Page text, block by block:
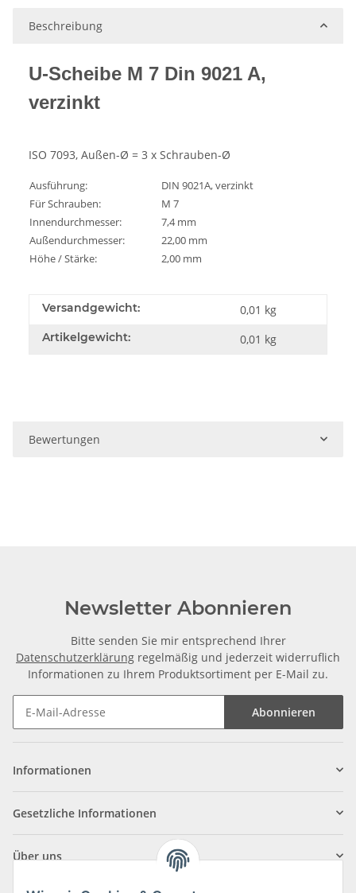
Beschreibung
U-Scheibe M 7 Din 9021 A,
verzinkt
ISO 7093, Außen-Ø = 3 x Schrauben-Ø
Ausführung:
DIN 9021A, verzinkt
Für Schrauben:
M 7
Innendurchmesser:
7,4 mm
Außendurchmesser:
22,00 mm
Höhe / Stärke:
2,00 mm
Versandgewicht: 0,01 kg
Artikelgewicht: 0,01 kg
Bewertungen
Newsletter Abonnieren
Bitte senden Sie mir entsprechend Ihrer
Datenschutzerklärung regelmäßig und jederzeit widerruflich
Informationen zu Ihrem Produktsortiment per E-Mail zu.
Abonnieren
Informationen
Gesetzliche Informationen
Über uns